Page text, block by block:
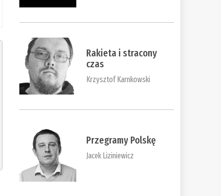
Rakieta i stracony
czas
Krzysztof Karnkowski
Przegramy Polskę
Jacek Liziniewicz